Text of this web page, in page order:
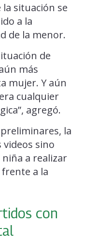
situación se
a la
de la menor.
de
más
mujer. Y aún
cualquier
agregó.
la
sino
a realizar
a la
con